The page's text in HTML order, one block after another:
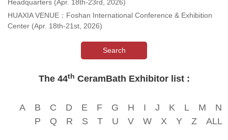
Headquarters (Apr. 18th-23rd, 2026)
HUAXIA VENUE：Foshan International Conference & Exhibition
Center (Apr. 18th-21st, 2026)
Search
The 44th CeramBath Exhibitor list :
A B C D E F G H I J K L M
N
P
Q R S T U V W X Y Z ALL